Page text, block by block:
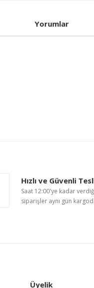
Yorumlar
Hızlı ve Güvenli
Saat 12:00'ye kadar
siparişler aynı gün
Üyelik